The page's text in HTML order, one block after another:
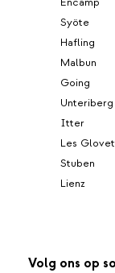
Syöte
Hafling
Malbun
Going
Unteriberg
Itter
Les
Stuben
Lienz
Volg ons op